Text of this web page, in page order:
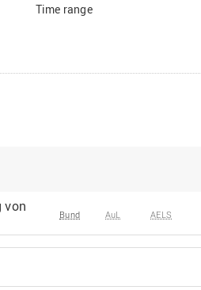
Time range
von Bund AuL AELS